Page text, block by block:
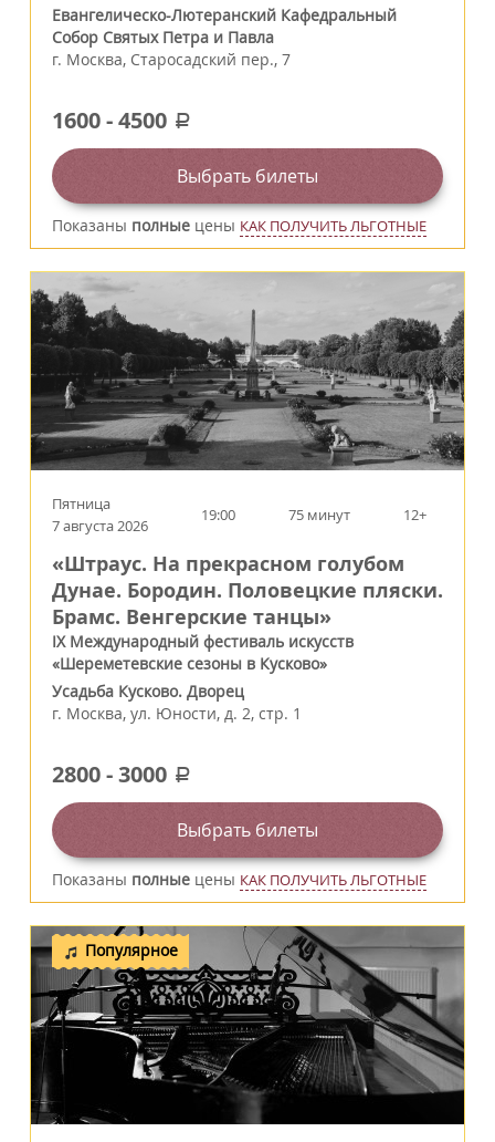
Евангелическо-Лютеранский Кафедральный
Собор Святых Петра и Павла
г. Москва, Старосадский пер., 7
1600-4500 a
Выбрать билеты
Показаны полные цены КАК ПОЛУЧИТЬ ЛЬГОТНЫЕ
Пятница
7 августа 2026
19:00 75 минут 12+
«Штраус. На прекрасном голубом
Дунае. Бородин. Половецкие пляски.
Брамс. Венгерские танцы»
IX Международный фестиваль искусств
«Шереметевские сезоны в Кусково»
Усадьба Кусково. Дворец
г. Москва, ул. Юности, д. 2, стр. 1
2800-3000 a
Выбрать билеты
Показаны полные цены КАК ПОЛУЧИТЬ ЛЬГОТНЫЕ
Популярное